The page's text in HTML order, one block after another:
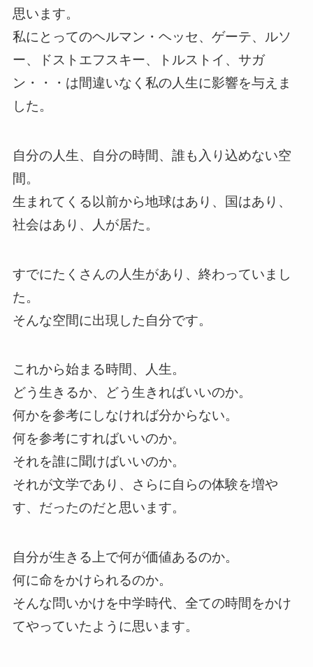
思います。
私にとってのヘルマン・ヘッセ、ゲーテ、ルソ
ー、ドストエフスキー、トルストイ、サガ
ン・・・は間違いなく私の人生に影響を与えま
した。
自分の人生、自分の時間、誰も入り込めない空
間。
生まれてくる以前から地球はあり、国はあり、
社会はあり、人が居た。
すでにたくさんの人生があり、終わっていまし
た。
そんな空間に出現した自分です。
これから始まる時間、人生。
どう生きるか、どう生きればいいのか。
何かを参考にしなければ分からない。
何を参考にすればいいのか。
それを誰に聞けばいいのか。
それが文学であり、さらに自らの体験を増や
す、だったのだと思います。
自分が生きる上で何が価値あるのか。
何に命をかけられるのか。
そんな問いかけを中学時代、全ての時間をかけ
てやっていたように思います。